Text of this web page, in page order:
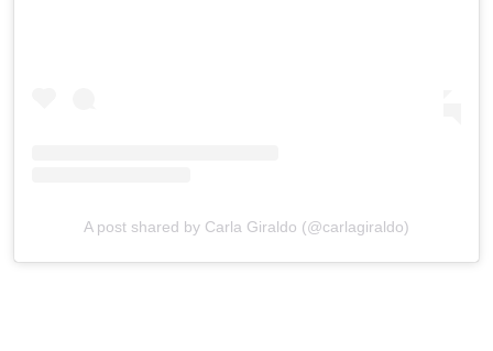
A post shared by Carla Giraldo (@carlagiraldo)